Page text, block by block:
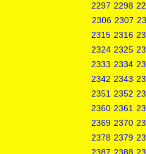
2297 2298
2306 2307
2315 2316
2324 2325
2333 2334
2342 2343
2351 2352
2360 2361
2369 2370
2378 2379